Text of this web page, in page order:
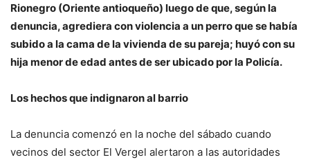
Rionegro (Oriente antioqueño) luego de que, según la
denuncia, agrediera con violencia a un perro que se había
subido a la cama de la vivienda de su pareja; huyó con su
hija menor de edad antes de ser ubicado por la Policía.
Los hechos que indignaron al barrio
La denuncia comenzó en la noche del sábado cuando
vecinos del sector El Vergel alertaron a las autoridades